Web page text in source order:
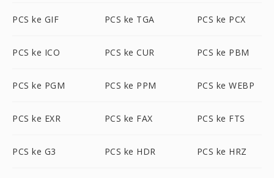
PCS ke GIF PCS ke TGA PCS ke PCX
PCS ke ICO PCS ke CUR PCS ke PBM
PCS ke PGM PCS ke PPM PCS ke WEBP
PCS ke EXR PCS ke FAX PCS ke FTS
PCS ke G3 PCS ke HDR PCS ke HRZ